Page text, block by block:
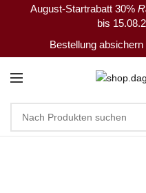
Bestellung
August-Startrabatt 30%
bis